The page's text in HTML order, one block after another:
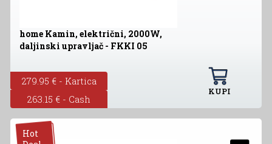
home Kamin, električni, 2000W,
daljinski upravljač - FKKI 05
279.95 € - Kartica
263.15 € - Cash
KUPI
Hot